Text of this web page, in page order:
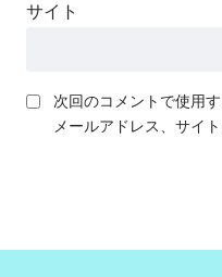
サイト
次回のコメントで使用
メールアドレス、サイト